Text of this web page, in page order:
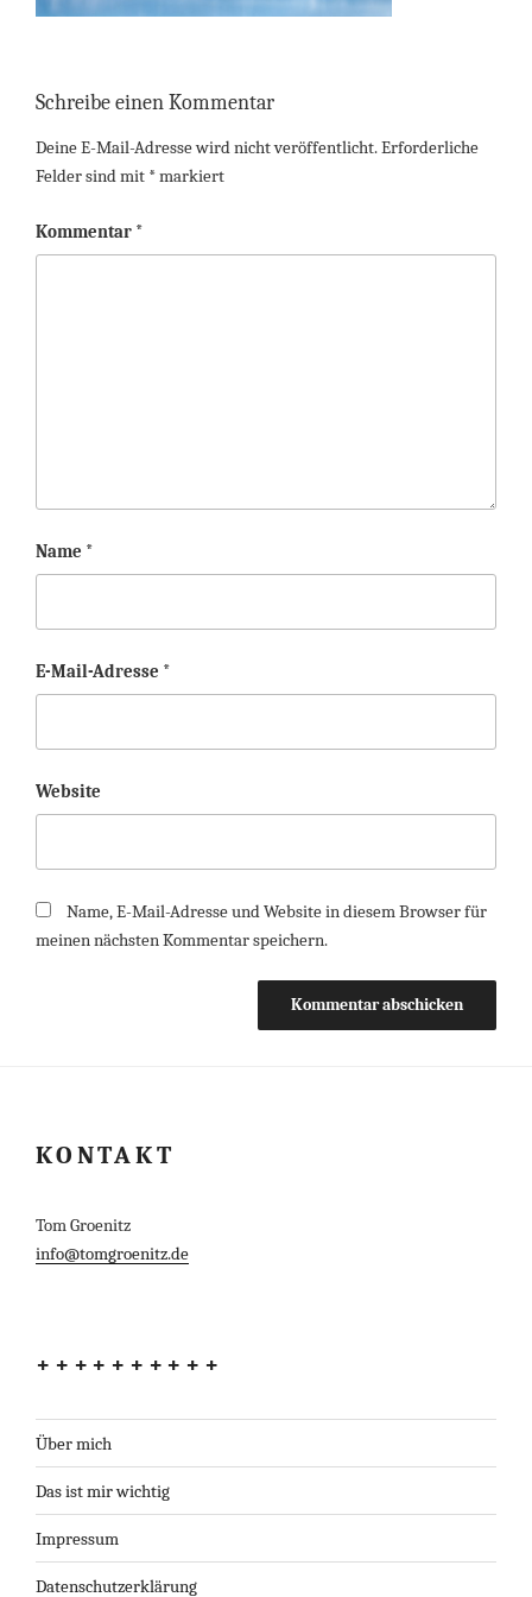
Schreibe einen Kommentar
Deine E-Mail-Adresse wird nicht veröffentlicht.Erforderliche
Felder sind mit *markiert
Kommentar *
Name *
E-Mail-Adresse *
Website
Name, E-Mail-Adresse und Website in diesem Browser für
meinen nächsten Kommentar speichern.
KONTAKT
Tom Groenitz
info@tomgroenitz.de
++++++++++
Über mich
Das ist mir wichtig
Impressum
Datenschutzerklärung